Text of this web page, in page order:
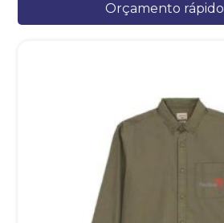
Orçamento rápido